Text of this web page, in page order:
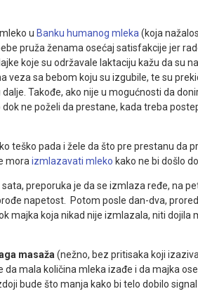
u Banku humanog mleka (koja
pruža ženama osećaj satisfakcije jer
koje su održavale laktaciju kažu da su
veza sa bebom koju su izgubile, te su
Takođe, ako nije u mogućnosti da
ne poželi da prestane, kada treba
teško pada i žele da što pre prestanu da
mora izmlazavati mleko kako ne bi došlo
preporuka je da se izmlaza ređe, na
napetost. Potom posle dan-dva,
majka koja nikad nije izmlazala, niti dojila
masaža (nežno, bez pritisaka koji
da mala količina mleka izađe i da majka
bude što manja kako bi telo dobilo